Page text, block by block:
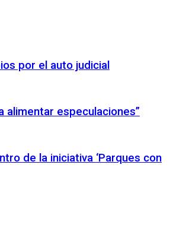
por el auto judicial
alimentar especulaciones”
de la iniciativa ‘Parques con